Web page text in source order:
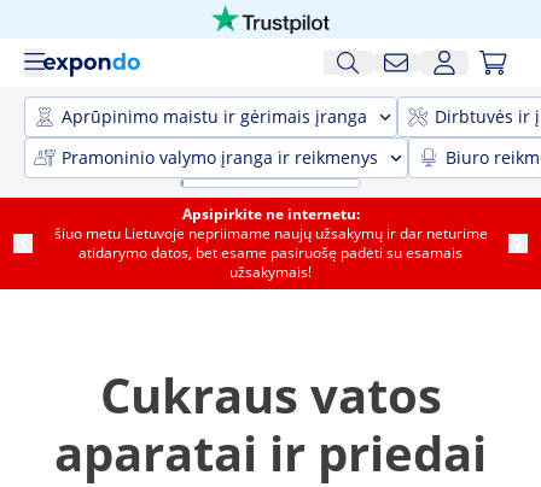
Aprūpinimo maistu ir gėrimais įranga
Dirbtuvės ir
Pramoninio valymo įranga ir reikmenys
Biuro
Apsipirkite ne internetu:
šiuo metu Lietuvoje nepriimame naujų užsakymų ir dar neturime
atidarymo datos, bet esame pasiruošę padėti su esamais
užsakymais!
Cukraus vatos
aparatai ir priedai